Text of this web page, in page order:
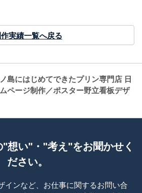
実績一覧へ戻る
島にはじめてできたプリン専門店 日
ページ制作／ポスター野立看板デザ
"想い"・"考え"をお聞かせく
ださい。
インなど、お仕事に関するお問い合